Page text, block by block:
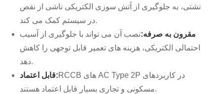
نشتی، به جلوگیری از آتش سوزی الکتریکی ناشی از نقص
در سیستم کمک می کند.
مقرون به صرفه:نصب آن می تواند با جلوگیری از آسیب
احتمالی الکتریکی، هزینه های تعمیر قابل توجهی را کاهش
دهد.
قابل اعتماد:RCCB های AC Type 2P در کاربردهای
مسکونی و تجاری بسیار قابل اعتماد هستند.